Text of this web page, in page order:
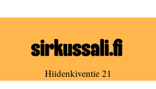
Hiidenkiventie 21